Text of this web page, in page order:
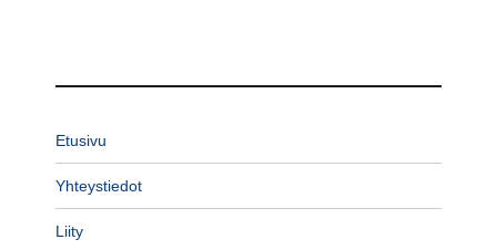
Etusivu
Yhteystiedot
Liity